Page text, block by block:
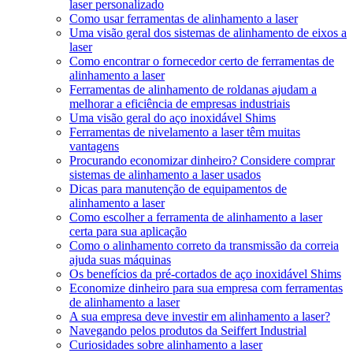
laser personalizado
Como usar ferramentas de alinhamento a laser
Uma visão geral dos sistemas de alinhamento de eixos a
laser
Como encontrar o fornecedor certo de ferramentas de
alinhamento a laser
Ferramentas de alinhamento de roldanas ajudam a
melhorar a eficiência de empresas industriais
Uma visão geral do aço inoxidável Shims
Ferramentas de nivelamento a laser têm muitas
vantagens
Procurando economizar dinheiro? Considere comprar
sistemas de alinhamento a laser usados
Dicas para manutenção de equipamentos de
alinhamento a laser
Como escolher a ferramenta de alinhamento a laser
certa para sua aplicação
Como o alinhamento correto da transmissão da correia
ajuda suas máquinas
Os benefícios da pré-cortados de aço inoxidável Shims
Economize dinheiro para sua empresa com ferramentas
de alinhamento a laser
A sua empresa deve investir em alinhamento a laser?
Navegando pelos produtos da Seiffert Industrial
Curiosidades sobre alinhamento a laser